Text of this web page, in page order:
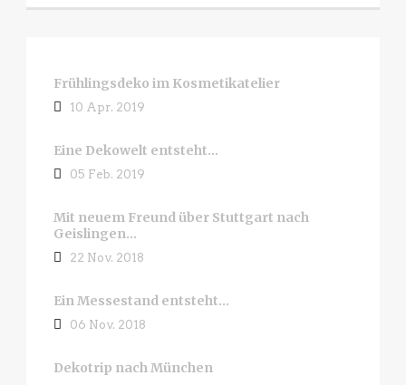
Frühlingsdeko im Kosmetikatelier
10 Apr. 2019
Eine Dekowelt entsteht…
05 Feb. 2019
Mit neuem Freund über Stuttgart nach
Geislingen…
22 Nov. 2018
Ein Messestand entsteht…
06 Nov. 2018
Dekotrip nach München